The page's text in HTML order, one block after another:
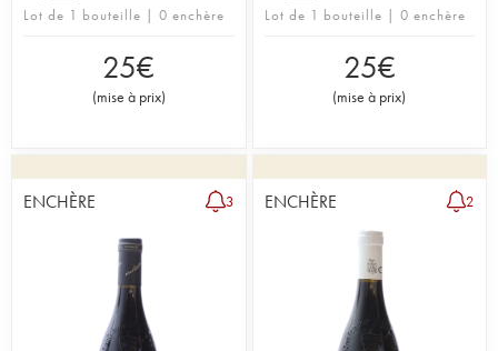
Lot de 1 bouteille | 0 enchère
25€
(mise à prix)
Lot de 1 bouteille | 0 enchère
25€
(mise à prix)
ENCHÈRE 3 ENCHÈRE 2